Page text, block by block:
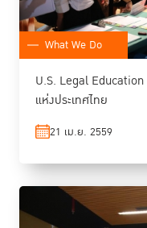
What We Do
U.S. Legal
แห่งประเทศไทย
21 เม.ย. 2559